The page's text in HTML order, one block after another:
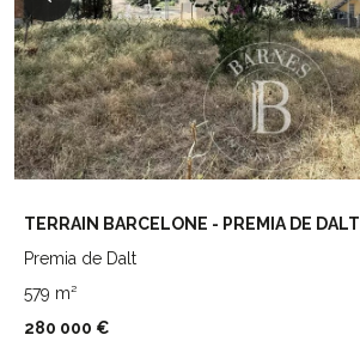
TERRAIN BARCELONE - PREMIA DE DALT
Premia de Dalt
579 m²
280 000 €